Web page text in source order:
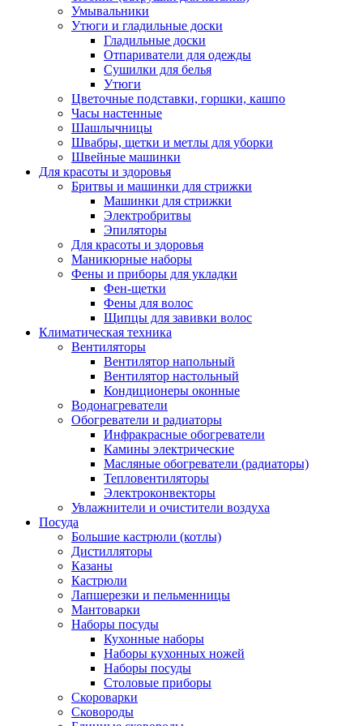
Умывальники
Утюги и гладильные доски
Гладильные доски
Отпариватели для одежды
Сушилки для белья
Утюги
Цветочные подставки, горшки, кашпо
Часы настенные
Шашлычницы
Швабры, щетки и метлы для уборки
Швейные машинки
Для красоты и здоровья
Бритвы и машинки для стрижки
Машинки для стрижки
Электробритвы
Эпиляторы
Для красоты и здоровья
Маникюрные наборы
Фены и приборы для укладки
Фен-щетки
Фены для волос
Щипцы для завивки волос
Климатическая техника
Вентиляторы
Вентилятор напольный
Вентилятор настольный
Кондиционеры оконные
Водонагреватели
Обогреватели и радиаторы
Инфракрасные обогреватели
Камины электрические
Масляные обогреватели (радиаторы)
Тепловентиляторы
Электроконвекторы
Увлажнители и очистители воздуха
Посуда
Большие кастрюли (котлы)
Дистилляторы
Казаны
Кастрюли
Лапшерезки и пельменницы
Мантоварки
Наборы посуды
Кухонные наборы
Наборы кухонных ножей
Наборы посуды
Столовые приборы
Скороварки
Сковороды